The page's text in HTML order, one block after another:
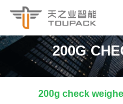
200G
200g check